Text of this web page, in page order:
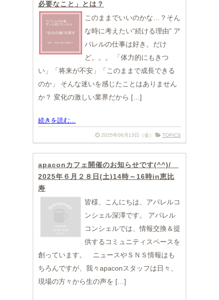
必要なこと」とは？
このままでいいのかな…？そん
な時に考えたい“続ける理由” ア
パレルの仕事は好き。だけ
ど。。。 「体力的にもきつ
い」「将来が不安」「このままで成長できる
のか」 そんな迷いを感じたことはありません
か？ 変化の激しい業界だから […]
続きを読む...
2025年06月13日（金） TOPICS
apaconカフェ開催のお知らせです(^^)/
2025年６月２８日(土)14時～16時in恵比
寿
皆様、こんにちは、アパレルコ
ンシェル深澤です。 アパレル
コンシェルでは、情報交換＆提
供するコミュニティスペースを
創っています。 ニュースやＳＮＳ情報はも
ちろんですが、我々apaconスタッフは日々、
現場の方々から生の声を […]